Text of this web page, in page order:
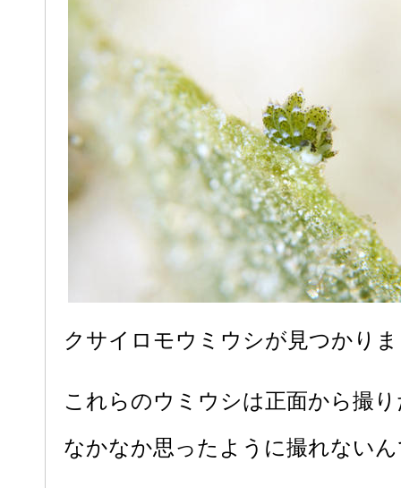
クサイロモウミウシが見つかり
これらのウミウシは正面から撮
なかなか思ったように撮れない